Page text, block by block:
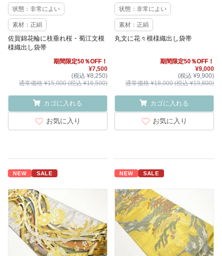
状態：非常によい
素材：正絹
佐賀錦花輪に枝垂れ桜・蜀江文模
様織出し袋帯
期間限定50％OFF！
¥7,500
(税込 ¥8,250)
通常価格 ¥15,000 (税込 ¥16,500)
カゴに入れる
お気に入り
状態：非常によい
素材：正絹
丸文に花々模様織出し袋帯
期間限定50％OFF！
¥9,000
(税込 ¥9,900)
通常価格 ¥18,000 (税込 ¥19,800)
カゴに入れる
お気に入り
NEW SALE NEW SALE